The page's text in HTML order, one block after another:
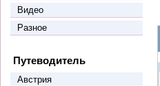
Видео
Разное
Путеводитель
Австрия